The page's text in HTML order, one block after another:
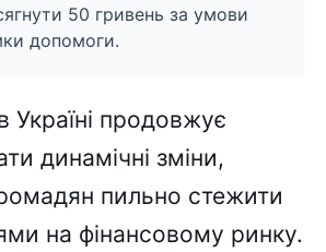
50 гривень за умови
допомоги.
Україні продовжує
динамічні зміни,
пильно стежити
на фінансовому ринку.